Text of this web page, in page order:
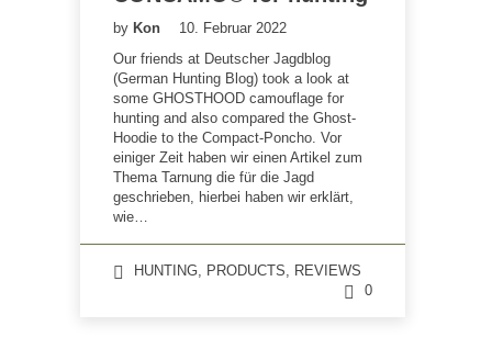
by Kon
10. Februar 2022
Our friends at Deutscher Jagdblog
(German Hunting Blog) took a look at
some GHOSTHOOD camouflage for
hunting and also compared the Ghost-
Hoodie to the Compact-Poncho. Vor
einiger Zeit haben wir einen Artikel zum
Thema Tarnung die für die Jagd
geschrieben, hierbei haben wir erklärt,
wie…
HUNTING, PRODUCTS, REVIEWS
0